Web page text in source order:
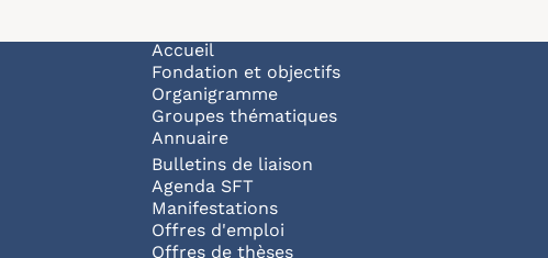
Navigation principale
Accueil
Fondation et objectifs
Organigramme
Groupes thématiques
Annuaire
Bulletins de liaison
Agenda SFT
Manifestations
Offres d'emploi
Offres de thèses